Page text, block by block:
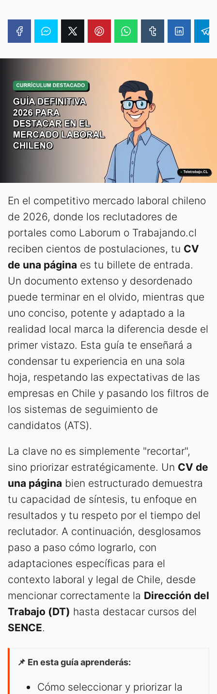
En el competitivo mercado laboral chileno
de 2026, donde los reclutadores de
portales como Laborum o Trabajando.cl
reciben cientos de postulaciones, tu CV
de una página es tu billete de entrada.
Un documento extenso y desordenado
puede terminar en el olvido, mientras que
uno conciso, potente y adaptado a la
realidad local marca la diferencia desde el
primer vistazo. Esta guía te enseñará a
condensar tu experiencia en una sola
hoja, respetando las expectativas de las
empresas en Chile y pasando los filtros de
los sistemas de seguimiento de
candidatos (ATS).
La clave no es simplemente "recortar",
sino priorizar estratégicamente. Un CV de
una página bien estructurado demuestra
tu capacidad de síntesis, tu enfoque en
resultados y tu respeto por el tiempo del
reclutador. A continuación, desglosamos
paso a paso cómo lograrlo, con
adaptaciones específicas para el
contexto laboral y legal de Chile, desde
mencionar correctamente la Dirección del
Trabajo (DT) hasta destacar cursos del
SENCE.
📌 En esta guía aprenderás:
Cómo seleccionar y priorizar la